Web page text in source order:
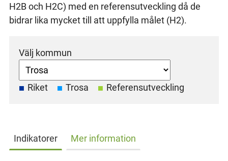
H2B och H2C) med en referensutveckling då de
bidrar lika mycket till att uppfylla målet (H2).
Välj kommun
Riket Trosa Referensutveckling
Indikatorer Mer information